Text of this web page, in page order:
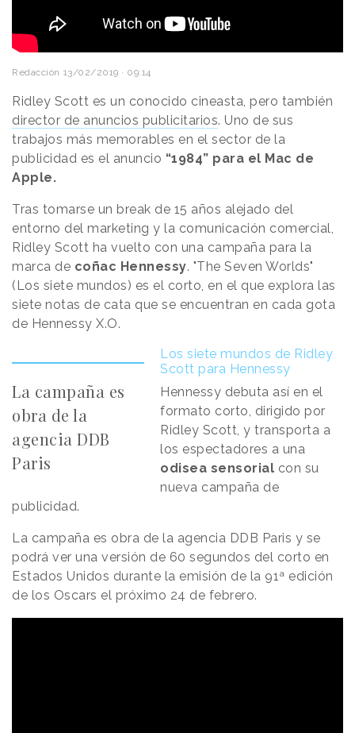
Redacción 13/02/2019 · 09:14
Ridley Scott es un conocido cineasta, pero también
director de anuncios publicitarios. Uno de sus
trabajos más memorables en el sector de la
publicidad es el anuncio “1984” para el Mac de
Apple.
Tras tomarse un break de 15 años alejado del
entorno del marketing y la comunicación comercial,
Ridley Scott ha vuelto con una campaña para la
marca de coñac Hennessy. "The Seven Worlds"
(Los siete mundos) es el corto, en el que explora las
siete notas de cata que se encuentran en cada gota
de Hennessy X.O.
La campaña es
obra de la
agencia DDB
Paris
Los siete mundos de Ridley
Scott para Hennessy
Hennessy debuta así en el
formato corto, dirigido por
Ridley Scott, y transporta a
los espectadores a una
odisea sensorial con su
nueva campaña de
publicidad.
La campaña es obra de la agencia DDB Paris y se
podrá ver una versión de 60 segundos del corto en
Estados Unidos durante la emisión de la 91ª edición
de los Oscars el próximo 24 de febrero.